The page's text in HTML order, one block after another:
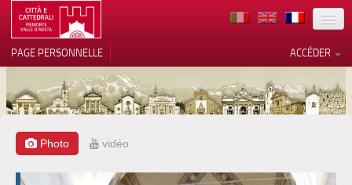
TERRITOIRE
ARCHITECTURE
MUSÉES
ITINÉRAIRES
ACCÉDER
PAGE PERSONNELLE
Photo vidéoVos choix en matière de